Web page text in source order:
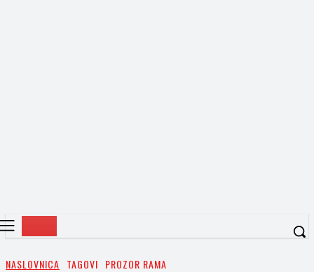
NASLOVNICA TAGOVI PROZOR RAMA